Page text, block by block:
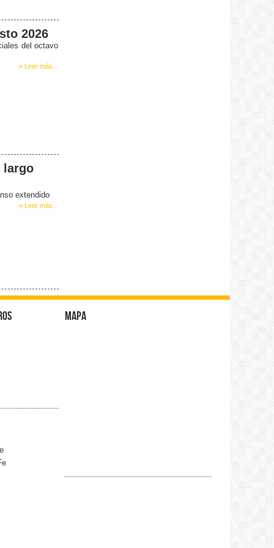
2026
del octavo
» Leer más...
largo
extendido
» Leer más...
Mapa